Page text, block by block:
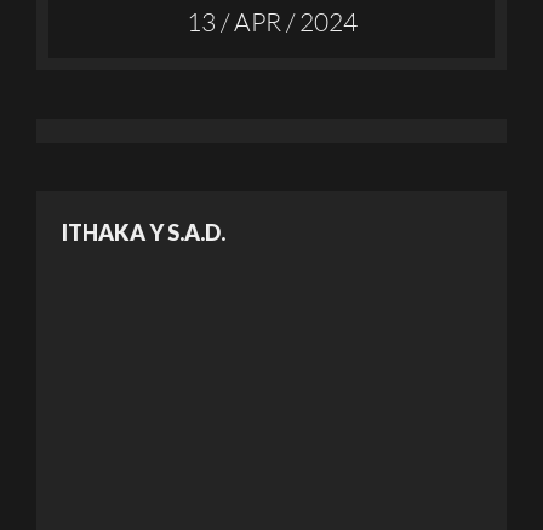
13 / APR / 2024
ITHAKA Y S.A.D.